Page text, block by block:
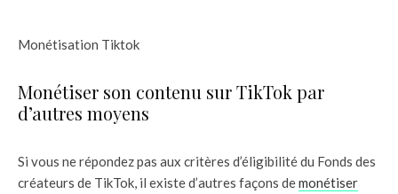
Monétisation Tiktok
Monétiser son contenu sur TikTok par
d’autres moyens
Si vous ne répondez pas aux critères d’éligibilité du Fonds des
créateurs de TikTok, il existe d’autres façons demonétiser